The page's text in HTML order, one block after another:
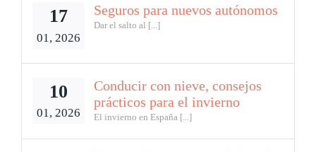
17
01, 2026
Seguros para nuevos autónomos
Dar el salto al [...]
10
01, 2026
Conducir con nieve, consejos
prácticos para el invierno
El invierno en España [...]